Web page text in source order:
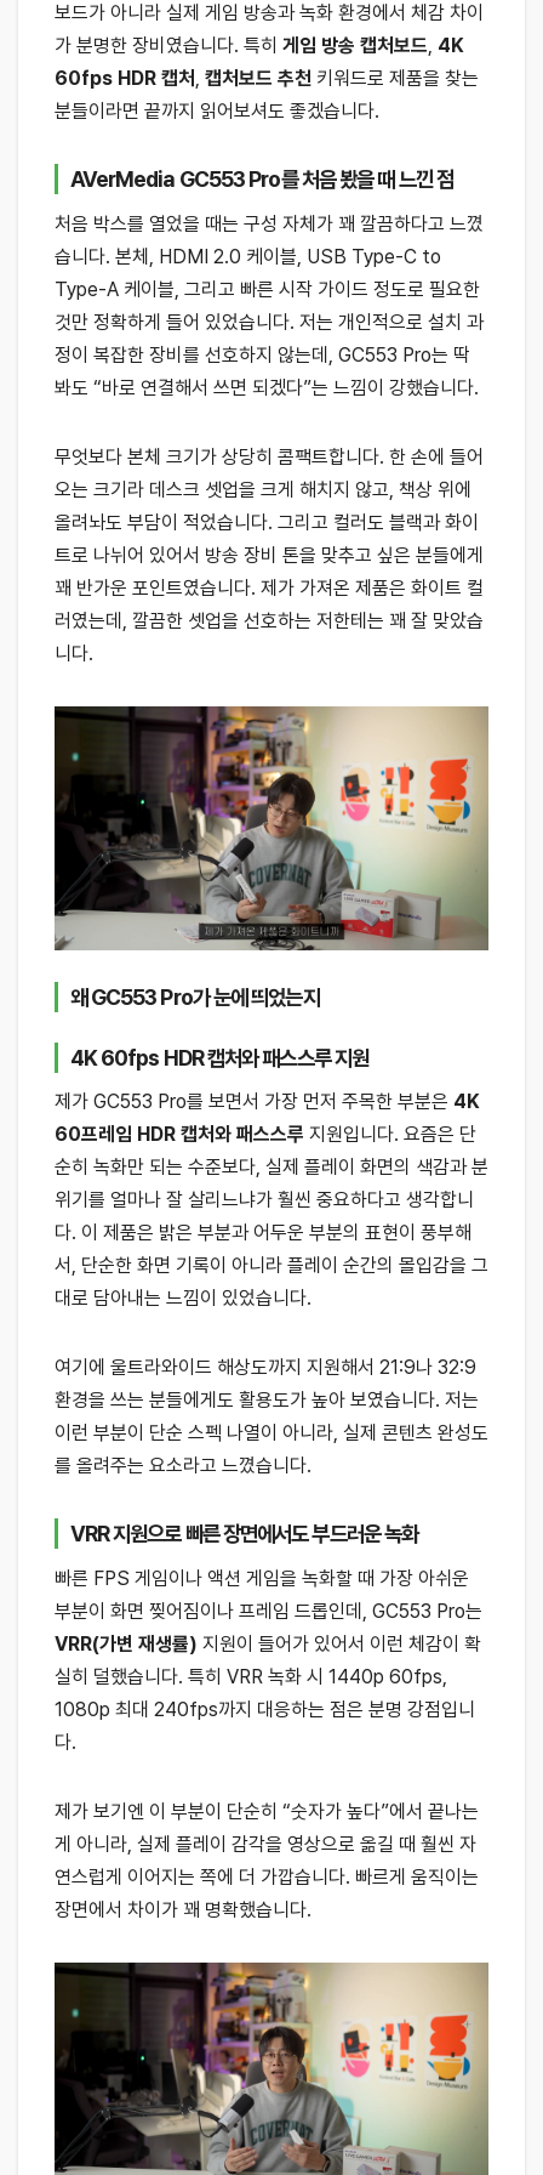
보드가 아니라 실제 게임 방송과 녹화 환경에서 체감 차이
가 분명한 장비였습니다. 특히 게임 방송 캡처보드, 4K
60fps HDR 캡처 , 캡처보드 추천 키워드로 제품을 찾는
분들이라면 끝까지 읽어보셔도 좋겠습니다.
AVerMedia GC553 Pro를 처음 봤을 때 느낀 점
처음 박스를 열었을 때는 구성 자체가 꽤 깔끔하다고 느꼈
습니다. 본체, HDMI 2.0 케이블, USB Type-C to
Type-A 케이블, 그리고 빠른 시작 가이드 정도로 필요한
것만 정확하게 들어 있었습니다. 저는 개인적으로 설치 과
정이 복잡한 장비를 선호하지 않는데, GC553 Pro는 딱
봐도 “바로 연결해서 쓰면 되겠다”는 느낌이 강했습니다.
무엇보다 본체 크기가 상당히 콤팩트합니다. 한 손에 들어
오는 크기라 데스크 셋업을 크게 해치지 않고, 책상 위에
올려놔도 부담이 적었습니다. 그리고 컬러도 블랙과 화이
트로 나뉘어 있어서 방송 장비 톤을 맞추고 싶은 분들에게
꽤 반가운 포인트였습니다. 제가 가져온 제품은 화이트 컬
러였는데, 깔끔한 셋업을 선호하는 저한테는 꽤 잘 맞았습
니다.
왜 GC553 Pro가 눈에 띄었는지
4K 60fps HDR 캡처와 패스스루 지원
제가 GC553 Pro를 보면서 가장 먼저 주목한 부분은 4K
60프레임 HDR 캡처와 패스스루 지원입니다. 요즘은 단
순히 녹화만 되는 수준보다, 실제 플레이 화면의 색감과 분
위기를 얼마나 잘 살리느냐가 훨씬 중요하다고 생각합니
다. 이 제품은 밝은 부분과 어두운 부분의 표현이 풍부해
서, 단순한 화면 기록이 아니라 플레이 순간의 몰입감을 그
대로 담아내는 느낌이 있었습니다.
여기에 울트라와이드 해상도까지 지원해서 21:9나 32:9
환경을 쓰는 분들에게도 활용도가 높아 보였습니다. 저는
이런 부분이 단순 스펙 나열이 아니라, 실제 콘텐츠 완성도
를 올려주는 요소라고 느꼈습니다.
VRR 지원으로 빠른 장면에서도 부드러운 녹화
빠른 FPS 게임이나 액션 게임을 녹화할 때 가장 아쉬운
부분이 화면 찢어짐이나 프레임 드롭인데, GC553 Pro는
VRR(가변 재생률) 지원이 들어가 있어서 이런 체감이 확
실히 덜했습니다. 특히 VRR 녹화 시 1440p 60fps,
1080p 최대 240fps까지 대응하는 점은 분명 강점입니
다.
제가 보기엔 이 부분이 단순히 “숫자가 높다”에서 끝나는
게 아니라, 실제 플레이 감각을 영상으로 옮길 때 훨씬 자
연스럽게 이어지는 쪽에 더 가깝습니다. 빠르게 움직이는
장면에서 차이가 꽤 명확했습니다.